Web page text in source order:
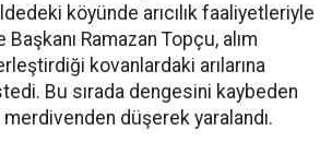
köyünde arıcılık faaliyetleriyle
Ramazan Topçu, alım
kovanlardaki arılarına
Bu sırada dengesini kaybeden
merdivenden düşerek yaralandı.